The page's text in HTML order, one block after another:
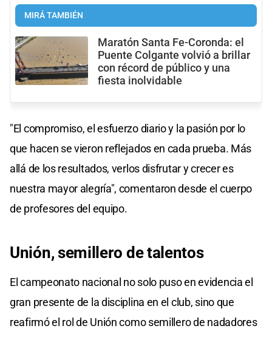
MIRÁ TAMBIÉN
Maratón Santa Fe-Coronda: el
Puente Colgante volvió a brillar
con récord de público y una
fiesta inolvidable
"El compromiso, el esfuerzo diario y la pasión por lo
que hacen se vieron reflejados en cada prueba. Más
allá de los resultados, verlos disfrutar y crecer es
nuestra mayor alegría", comentaron desde el cuerpo
de profesores del equipo.
Unión, semillero de talentos
El campeonato nacional no solo puso en evidencia el
gran presente de la disciplina en el club, sino que
reafirmó el rol de Unión como semillero de nadadores